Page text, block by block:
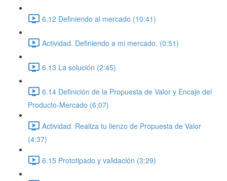
6.12 Definiendo al mercado (10:41)
Actividad. Definiendo a mi mercado. (0:51)
6.13 La solución (2:45)
6.14 Definición de la Propuesta de Valor y Encaje del
Producto-Mercado (6:07)
Actividad. Realiza tu lienzo de Propuesta de Valor
(4:37)
6.15 Prototipado y validación (3:29)